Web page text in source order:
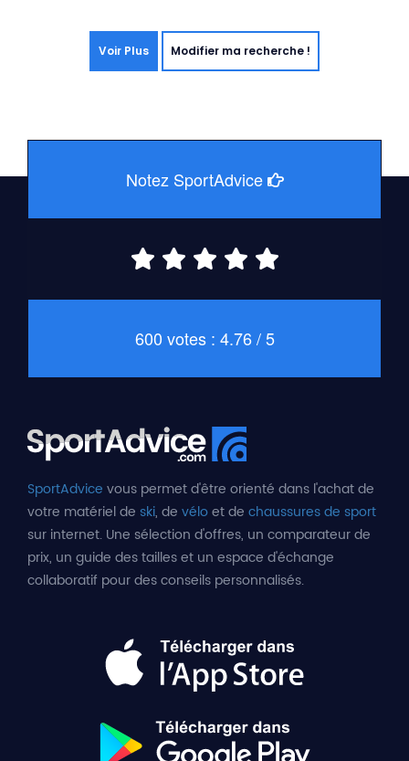
Voir Plus Modifier ma recherche !
Notez SportAdvice
600 votes : 4.76 / 5
SportAdvice vous permet d'être orienté dans l'achat de
votre matériel de ski, de véloet de chaussures de sport
sur internet. Une sélection d'offres, un comparateur de
prix, un guide des tailles et un espace d'échange
collaboratif pour des conseils personnalisés.